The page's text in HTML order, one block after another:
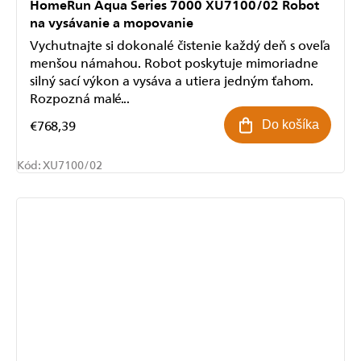
HomeRun Aqua Series 7000 XU7100/02 Robot
na vysávanie a mopovanie
€768,39 Do košíka
Vychutnajte si dokonalé čistenie každý deň s oveľa
menšou námahou. Robot poskytuje mimoriadne
silný sací výkon a vysáva a utiera jedným ťahom.
Rozpozná malé...
Kód:XU7100/02